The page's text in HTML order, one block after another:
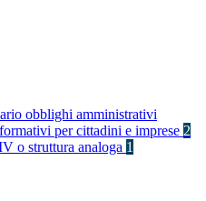
obblighi amministrativi
per cittadini e imprese 2
o struttura analoga 1